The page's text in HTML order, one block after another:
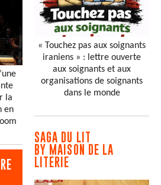
la
en
« Touchez pas aux soignants
iraniens » : lettre ouverte
aux soignants et aux
organisations de soignants
dans le monde
SAGA DU LIT
BY MAISON DE LA
LITERIE